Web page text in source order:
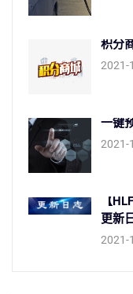
积分
2021-
一键
2021-
【
更新
2021-